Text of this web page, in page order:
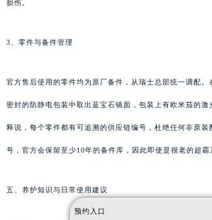
损伤。
3、零件与备件管理
官方售后使用的零件均为原厂备件，从瑞士总部统一调配。
密封的防静电包装中取出蓝宝石镜面，包装上有欧米茄的
释说，每个零件都有可追溯的供应链编号，杜绝任何非原装
号，官方会保留至少10年的备件库，因此即使是很老的超霸
五、养护知识与日常使用建议
预约入口